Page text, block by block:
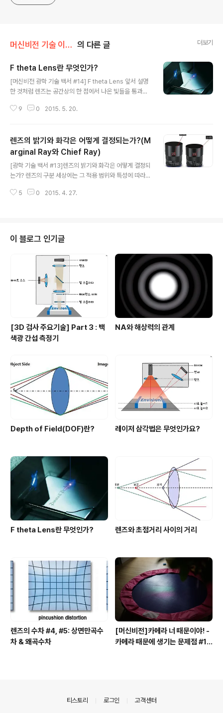
머신비전 기술 이야기/광학 의 다른 글 더보기
F theta Lens란 무엇인가?
[머신비전 광학 기술 백서 #14] F theta Lens 앞서 설명
한 것처럼 렌즈는 공간상의 한 점에서 나온 빛들을 통과시
렌즈의 기능을 통해 우리는 사건을 영상으로 기록하여 다
지만 이러한 빛의 1:1 점 대응기능은 다른 용도로도 활용할
수 있습니다. 어릴적에 돋보기렌즈로 빛을 모아 종이를 태
웠던 것처럼, 렌즈를 이용하면 강한 에너지의 빛을 모아 m
aterial processing, 즉 가공용으로 사용할 수 있는데 이
런 용도로 제작/사용되는 렌즈를 통상 scanning lens라
부릅니다. 에프세타 렌즈 탄생의 배경 1964년 ..
9 0 2015. 5. 20.
렌즈의 밝기와 화각은 어떻게 결정되는가?(M
arginal Ray와 Chief Ray)
[광학 기술 백서 #13]렌즈의 밝기와 화각은 어떻게 결정되
는가? 렌즈의 구분 세상에는 그 적용 범위와 특성에 따라
들은 각각이 고유의 특성을 가지고 있고 그 역할을 수행하
저와 같은 사람들은 이러한 렌즈를 사용하여 사람의 눈으
로 보기 힘든 불량을 검출하기도 합니다. 이렇게 수많은 종
류의 렌즈들은 사용자에 따라 해상력, 배율, 마운트, 밝기,
초점거리와 같은 여러 가지 기준으로 나뉘어질 수 있습니
다. 하지만 일반적인 경우에 렌즈는 두 개의 커다란 요소에
의해 종류가 결정됩니다. 그리고 ..
5 0 2015. 4. 27.
이 블로그 인기글
[3D 검사 주요기술] Part 3 : 백
색광 간섭 측정기
NA와 해상력의 관계
Depth of Field(DOF)란? 레이저 삼각법은 무엇인가요?
F theta Lens란 무엇인가? 렌즈와 초점거리 사이의 거리
렌즈의 수차 #4, #5: 상면만곡수
차 & 왜곡수차
[머신비전]카메라 너 때문이야! -
카메라 때문에 생기는 문제점 #1
티스토리 로그인 고객센터